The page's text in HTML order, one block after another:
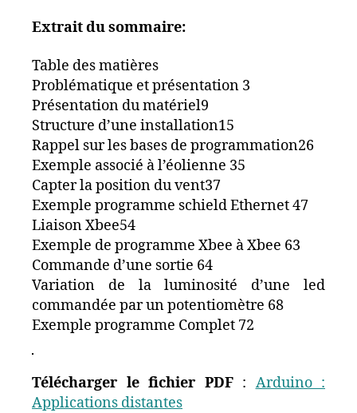
Extrait du sommaire:
Table des matières
Problématique et présentation 3
Présentation du matériel9
Structure d’une installation15
Rappel sur les bases de programmation26
Exemple associé à l’éolienne 35
Capter la position du vent37
Exemple programme schield Ethernet 47
Liaison Xbee54
Exemple de programme Xbee à Xbee 63
Commande d’une sortie 64
Variation de la luminosité d’une led
commandée par un potentiomètre 68
Exemple programme Complet 72
Télécharger le fichier PDF: Arduino :
Applications distantes